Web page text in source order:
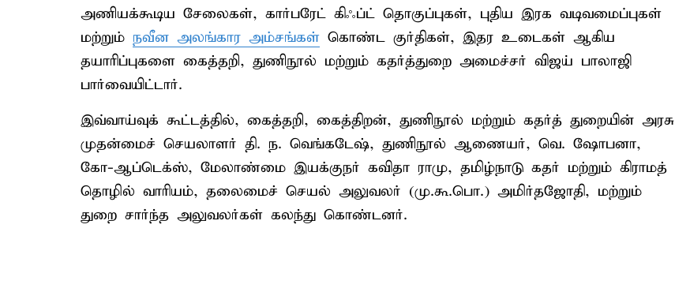
அணியக்கூடிய சேலைகள், கார்பரேட் கிஃப்ட் தொகுப்புகள், புதிய இரக வடிவமைப்புகள்
மற்றும் நவீன அலங்கார அம்சங்கள் கொண்ட குர்திகள், இதர உடைகள் ஆகிய
தயாரிப்புகளை கைத்தறி, துணிநூல் மற்றும் கதர்த்துறை அமைச்சர் விஜய் பாலாஜி
பார்வையிட்டார்.
இவ்வாய்வுக் கூட்டத்தில், கைத்தறி, கைத்திறன், துணிநூல் மற்றும் கதர்த் துறையின் அரசு
முதன்மைச் செயலாளர் தி. ந. வெங்கடேஷ், துணிநூல் ஆணையர், வெ. ஷோபனா,
கோ-ஆப்டெக்ஸ், மேலாண்மை இயக்குநர் கவிதா ராமு, தமிழ்நாடு கதர் மற்றும் கிராமத்
தொழில் வாரியம், தலைமைச் செயல் அலுவலர் (மு.கூ.பொ.) அமிர்தஜோதி, மற்றும்
துறை சார்ந்த அலுவலர்கள் கலந்து கொண்டனர்.